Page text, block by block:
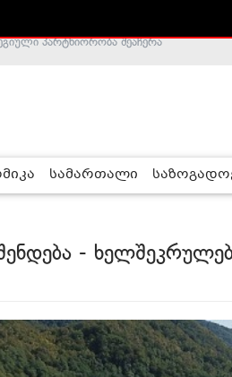
არალეგიტიმურია - ჰელსინკის კომისია
სამართალი
-